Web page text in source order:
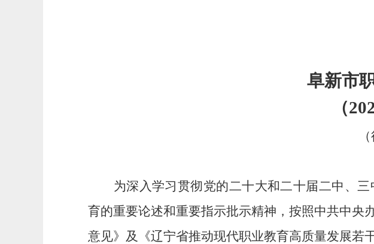
阜新市
（
为深入学习贯彻党的二十大和二十届二中、
育的重要论述和重要指示批示精神， 按照中共中央
意见》 及
《辽宁省推动现代职业教育高质量发展